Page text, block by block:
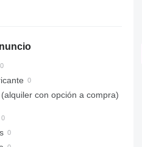
con opción a compra)